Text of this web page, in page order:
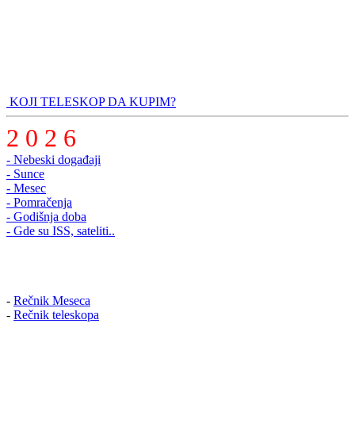
KOJI TELESKOP DA KUPIM?
2 0 2 6
- Nebeski događaji
- Sunce
- Mesec
- Pomračenja
- Godišnja doba
- Gde su ISS, sateliti..
- Rečnik Meseca
- Rečnik teleskopa